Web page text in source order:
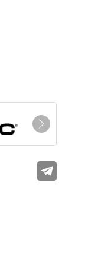
Мы в соцсетях
Телеграм